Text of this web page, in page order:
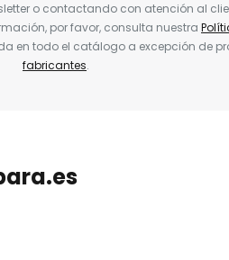
o contactando con atención al
por favor, consulta nuestra
en todo el catálogo a excepción de
fabricantes.